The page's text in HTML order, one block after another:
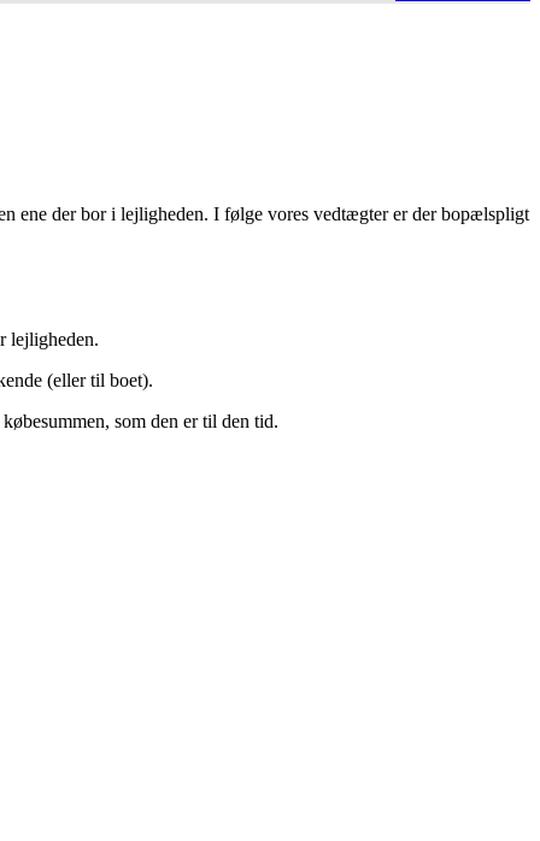
ene der bor i lejligheden. I følge vores vedtægter er der bopælspligt
lejligheden.
(eller til boet).
som den er til den tid.